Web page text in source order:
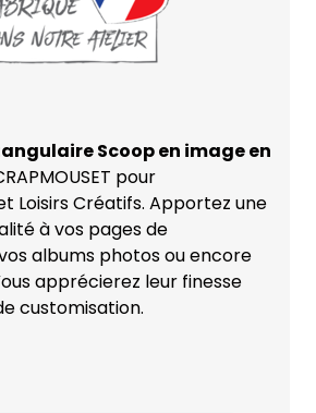
Scoop en image en
pour
Loisirs Créatifs. Apportez une
à vos pages de
albums photos ou encore
apprécierez leur finesse
customisation.